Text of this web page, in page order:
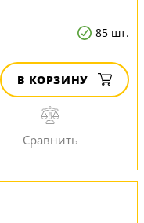
85 шт.
В КОРЗИНУ